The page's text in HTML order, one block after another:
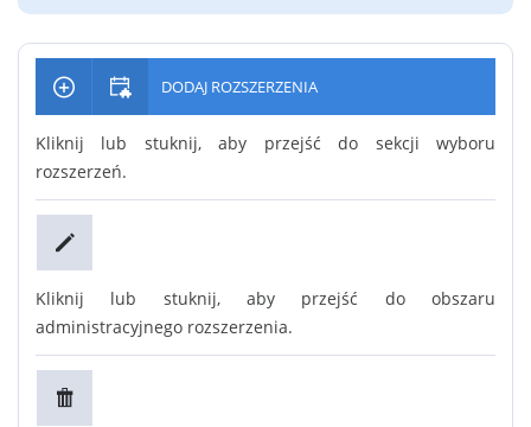
DODAJ ROZSZERZENIA
Kliknij lub stuknij, aby przejść do sekcji wyboru
rozszerzeń.
Kliknij lub stuknij, aby przejść do obszaru
administracyjnego rozszerzenia.